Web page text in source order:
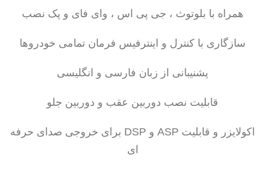
همراه با بلوتوث ، جی پی اس ، وای فای و پک نصب
سازگاری با کنترل و اینترفیس فرمان تمامی خودروها
پشنیبانی از زبان فارسی و انگلیسی
قابلیت نصب دوربین عقب و دوربین جلو
اکولایزر و قابلیت ASP و DSP برای خروجی صدای حرفه
ای